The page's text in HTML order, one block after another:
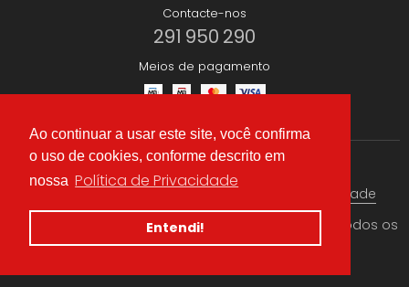
Ao continuar a usar este site, você confirma
o uso de cookies, conforme descrito em
nossa Política de Privacidade
Entendi!
Contacte-nos
291 950 290
Meios de pagamento
© 2026 CAEA Importação Lda. Criado por
. Todos os
direitos reservados
Termos & condições Política de Privacidade
Redes Sociais